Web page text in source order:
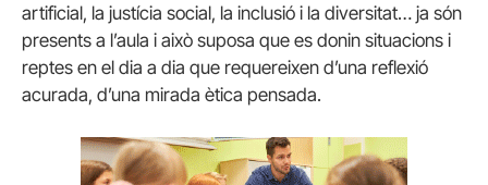
artificial, la justícia social, la inclusió i la diversitat… ja són
presents a l’aula i això suposa que es donin situacions i
reptes en el dia a dia que requereixen d’una reflexió
acurada, d’una mirada ètica pensada.